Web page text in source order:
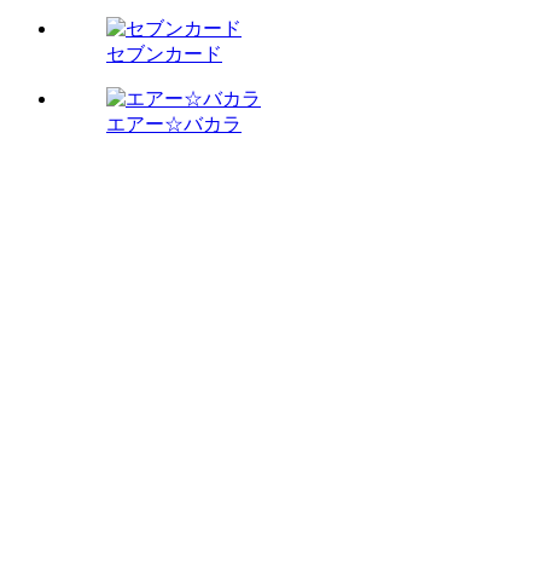
セブンカード
エアー☆バカラ